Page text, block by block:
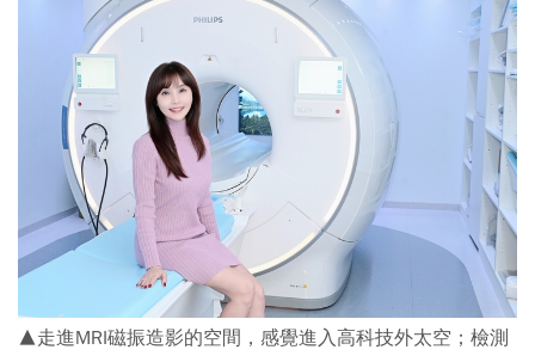
▲走進MRI磁振造影的空間，感覺進入高科技外太空；檢測